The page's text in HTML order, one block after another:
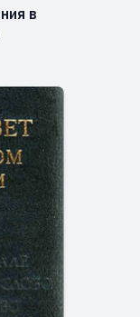
в